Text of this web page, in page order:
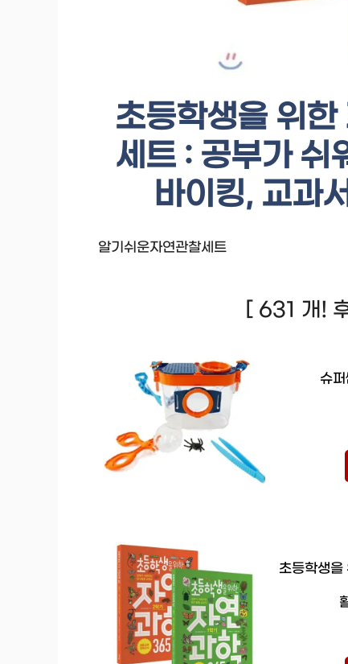
초등학생을 위
세트 : 공부가 쉬
바이킹, 교과
알기쉬운자연관찰세트
[ 631 개!
슈
초등학생